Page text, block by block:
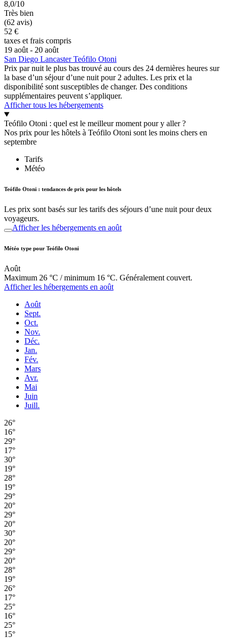
8,0/10
Très bien
(62 avis)
52 €
taxes et frais compris
19 août - 20 août
San Diego Lancaster Teófilo Otoni
Prix par nuit le plus bas trouvé au cours des 24 dernières heures sur
la base d’un séjour d’une nuit pour 2 adultes. Les prix et la
disponibilité sont susceptibles de changer. Des conditions
supplémentaires peuvent s’appliquer.
Afficher tous les hébergements
Teófilo Otoni : quel est le meilleur moment pour y aller ?
Nos prix pour les hôtels à Teófilo Otoni sont les moins chers en
septembre
Tarifs
Météo
Teófilo Otoni : tendances de prix pour les hôtels
Les prix sont basés sur les tarifs des séjours d’une nuit pour deux
voyageurs.
Afficher les hébergements en août
Météo type pour Teófilo Otoni
Août
Maximum 26 °C / minimum 16 °C. Généralement couvert.
Afficher les hébergements en août
Août
Sept.
Oct.
Nov.
Déc.
Jan.
Fév.
Mars
Avr.
Mai
Juin
Juill.
26°
16°
29°
17°
30°
19°
28°
19°
29°
20°
29°
20°
30°
20°
29°
20°
28°
19°
26°
17°
25°
16°
25°
15°